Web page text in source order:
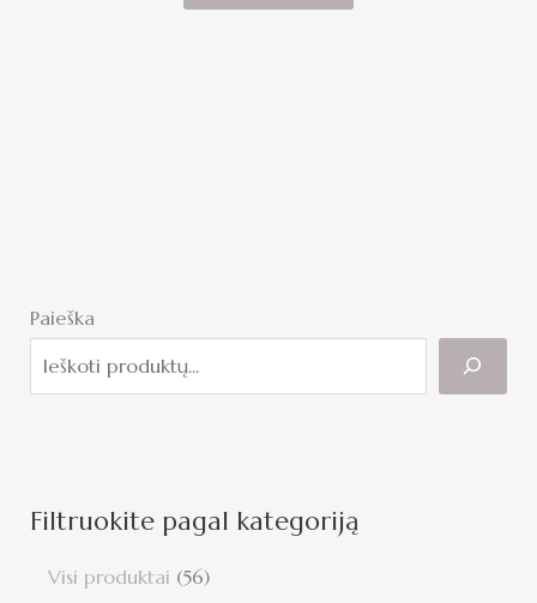
Paieška
Filtruokite pagal kategoriją
Visi produktai 56